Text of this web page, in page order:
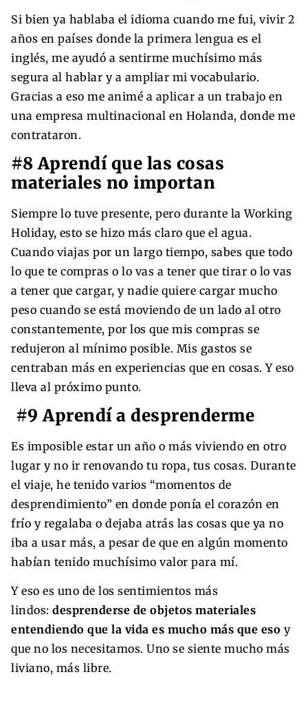
Si bien ya hablaba el idioma cuando me fui, vivir 2
años en países donde la primera lengua es el
inglés, me ayudó a sentirme muchísimo más
segura al hablar y a ampliar mi vocabulario.
Gracias a eso me animé a aplicar a un trabajo en
una empresa multinacional en Holanda, donde me
contrataron.
#8 Aprendí que las cosas
materiales no importan
Siempre lo tuve presente, pero durante la Working
Holiday, esto se hizo más claro que el agua.
Cuando viajas por un largo tiempo, sabes que todo
lo que te compras o lo vas a tener que tirar o lo vas
a tener que cargar, y nadie quiere cargar mucho
peso cuando se está moviendo de un lado al otro
constantemente, por los que mis compras se
redujeron al mínimo posible. Mis gastos se
centraban más en experiencias que en cosas. Y eso
lleva al próximo punto.
#9 Aprendí a desprenderme
Es imposible estar un año o más viviendo en otro
lugar y no ir renovando tu ropa, tus cosas. Durante
el viaje, he tenido varios “momentos de
desprendimiento” en donde ponía el corazón en
frío y regalaba o dejaba atrás las cosas que ya no
iba a usar más, a pesar de que en algún momento
habían tenido muchísimo valor para mí.
Y eso es uno de los sentimientos más
lindos: desprenderse de objetos materiales
entendiendo que la vida es mucho más que eso y
que no los necesitamos. Uno se siente mucho más
liviano, más libre.